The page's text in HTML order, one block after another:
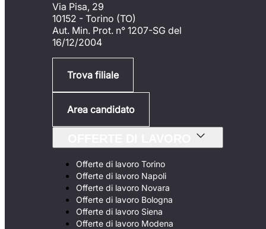
Via Pisa, 29
10152 - Torino (TO)
Aut. Min. Prot. n° 1207-SG del
16/12/2004
Trova filiale
Area candidato
Offerte di lavoro Torino
Offerte di lavoro Napoli
Offerte di lavoro Novara
Offerte di lavoro Bologna
Offerte di lavoro Siena
Offerte di lavoro Modena